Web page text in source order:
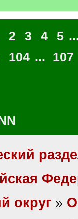
2 3 4 5
104 ...
107
округ »